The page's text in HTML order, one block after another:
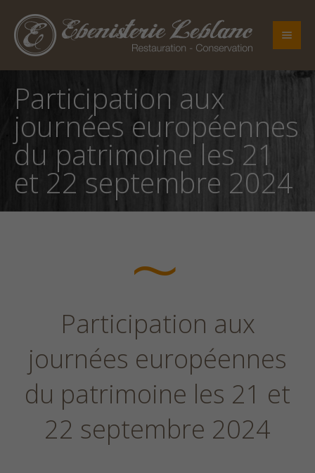
Participation aux
journées européennes
du patrimoine les 21
et 22 septembre 2024
Participation aux
journées européennes
du patrimoine les 21 et
22 septembre 2024